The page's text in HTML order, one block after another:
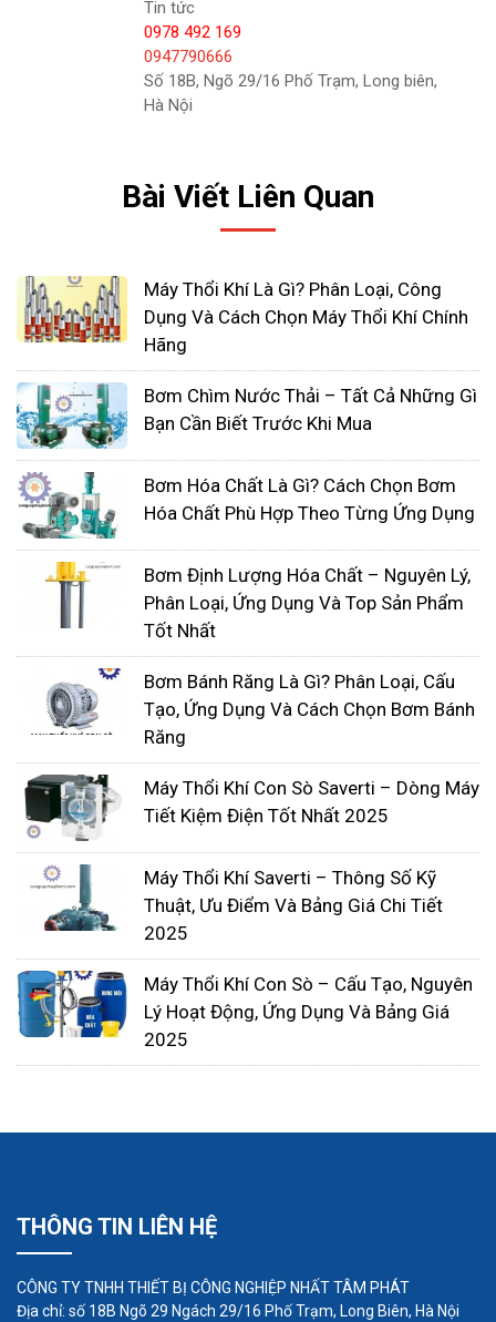
Hộp số – Được làm bằng gang, thép không gỉ
Các bộ phận bên trong:
Cánh quạt, trục bơm – Được làm bằng thép
Máy bơm cánh quạt có nhiều kiểu dáng và
cấu hình khác nhau, tùy thuộc vào các đặc
Phớt trục:
Gioăng, phớt đơn, phớt đôi, các loại
phớt theo chuẩn công nghiệp
Máy bơm thực phẩm hiện nay được sử dụng rộng
rãi trong ngành công nghiệp thực phẩm và dược
phẩm vì khả năng vượt trội của chúng trong việc
xử lý chất rắn mà không làm ảnh hưởng đến chất
lỏng hoặc sản phẩm được bơm. Ngoài ra, máy
bơm thực phẩm còn có khả năng xử lý các chất
rắn có kích thước hạt lớn hơn so với các loại bơm
chuyển tích khác.
Khác với các loại bơm chuyển tích khác, máy bơm
thực phẩm có thiết kế đặc biệt giúp chúng hoạt
động một cách êm ái và ít tải hơn. Điều này là do
cánh quạt không chạm vào nhau khi quay, giúp giữ
khoảng cách giữa vỏ bơm và bánh công tác không
gần như các loại bơm khác.
3. Công dụng của máy bơm thực
phẩm
tiên khi bắt đầu bơm chất lỏng có độ nhớt cao là
khoảng 25% tốc độ định mức.
Tin tức
0978 492 169
0947790666
Số 18B, Ngõ 29/16 Phố Trạm, Long biên,
Hà Nội
Bài Viết Liên Quan
Máy Thổi Khí Là Gì? Phân Loại, Công
Dụng Và Cách Chọn Máy Thổi Khí Chính
Hãng
Bơm Chìm Nước Thải – Tất Cả Những Gì
Bạn Cần Biết Trước Khi Mua
Bơm Hóa Chất Là Gì? Cách Chọn Bơm
Hóa Chất Phù Hợp Theo Từng Ứng Dụng
Bơm Định Lượng Hóa Chất – Nguyên Lý,
Phân Loại, Ứng Dụng Và Top Sản Phẩm
Tốt Nhất
Bơm Bánh Răng Là Gì? Phân Loại, Cấu
Tạo, Ứng Dụng Và Cách Chọn Bơm Bánh
Răng
Máy Thổi Khí Con Sò Saverti – Dòng Máy
Tiết Kiệm Điện Tốt Nhất 2025
Máy Thổi Khí Saverti – Thông Số Kỹ
Thuật, Ưu Điểm Và Bảng Giá Chi Tiết
2025
Máy Thổi Khí Con Sò – Cấu Tạo, Nguyên
Lý Hoạt Động, Ứng Dụng Và Bảng Giá
2025
THÔNG TIN LIÊN HỆ
CÔNG TY TNHH THIẾT BỊ CÔNG NGHIỆP NHẤT TÂM PHÁT
Địa chỉ: số 18B Ngõ 29 Ngách 29/16 Phố Trạm, Long Biên, Hà Nội